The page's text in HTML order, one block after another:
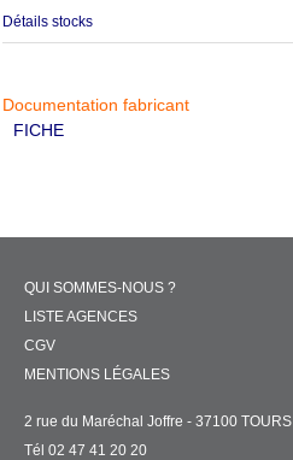
Détails stocks
Documentation fabricant
FICHE
QUI SOMMES-NOUS ?
LISTE AGENCES
CGV
MENTIONS LÉGALES
2 rue du Maréchal Joffre - 37100 TOURS
Tél 02 47 41 20 20